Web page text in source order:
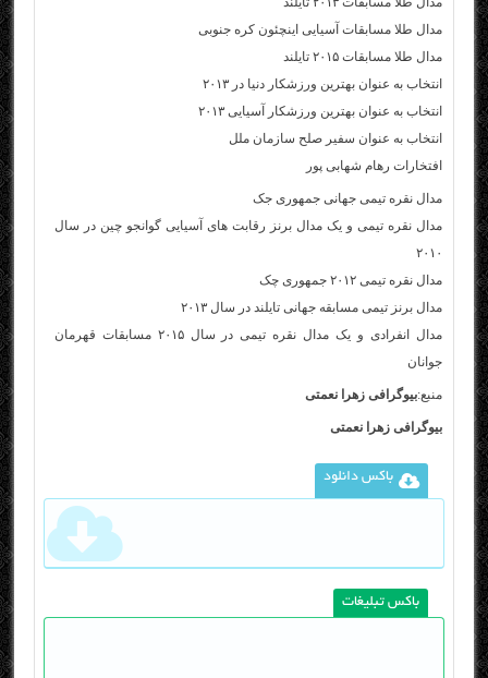
مدال طلا مسابقات آسیایی اینچئون کره جنوبی
مدال طلا مسابقات ۲۰۱۵ تایلند
انتخاب به عنوان بهترین ورزشکار دنیا در ۲۰۱۳
انتخاب به عنوان بهترین ورزشکار آسیایی ۲۰۱۳
انتخاب به عنوان سفیر صلح سازمان ملل
افتخارات رهام شهابی پور
مدال نقره تیمی جهانی جمهوری جک
مدال نقره تیمی و یک مدال برنز رقابت‌ های آسیایی گوانجو چین در سال
۲۰۱۰
مدال نقره تیمی ۲۰۱۲ جمهوری چک
مدال برنز تیمی مسابقه جهانی تایلند در سال ۲۰۱۳
مدال انفرادی و یک مدال نقره تیمی در سال ۲۰۱۵ مسابقات قهرمان
جوانان
منبع:بیوگرافی زهرا نعمتی
بیوگرافی زهرا نعمتی
باکس دانلود
باکس تبلیغات